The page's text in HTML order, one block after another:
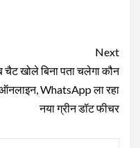
Next
चैट खोले बिना पता चलेगा कौन
WhatsApp ला रहा
नया ग्रीन डॉट फीचर